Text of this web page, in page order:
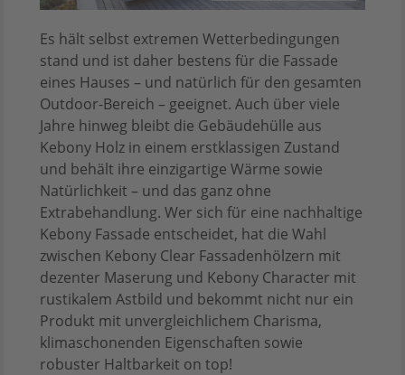
Es hält selbst extremen Wetterbedingungen
stand und ist daher bestens für die Fassade
eines Hauses – und natürlich für den gesamten
Outdoor-Bereich – geeignet. Auch über viele
Jahre hinweg bleibt die Gebäudehülle aus
Kebony Holz in einem erstklassigen Zustand
und behält ihre einzigartige Wärme sowie
Natürlichkeit – und das ganz ohne
Extrabehandlung. Wer sich für eine nachhaltige
Kebony Fassade entscheidet, hat die Wahl
zwischen Kebony Clear Fassadenhölzern mit
dezenter Maserung und Kebony Character mit
rustikalem Astbild und bekommt nicht nur ein
Produkt mit unvergleichlichem Charisma,
klimaschonenden Eigenschaften sowie
robuster Haltbarkeit on top!